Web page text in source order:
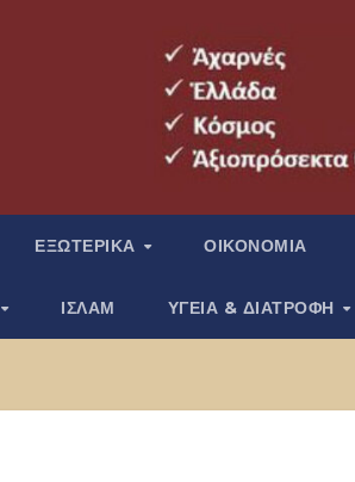
ΕΞΩΤΕΡΙΚΑ ΟΙΚΟΝΟΜΙΑ
ΙΣΛΑΜ ΥΓΕΙΑ & ΔΙΑΤΡΟΦΗ